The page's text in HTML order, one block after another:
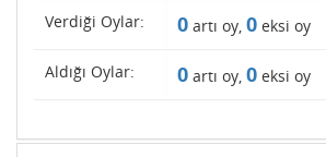
Verdiği Oylar: 0 artı oy, 0 eksi oy
Aldığı Oylar: 0 artı oy, 0 eksi oy